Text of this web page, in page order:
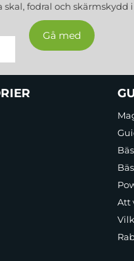
skal, fodral och skärmskydd
Att